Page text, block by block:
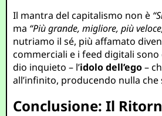
Il mantra del capitalismo non è
ma “Più grande, migliore, più
nutriamo il sé, più affamato
commerciali e i feed digitali
dio inquieto – l’idolo dell’ego–
all’infinito, producendo nulla
Conclusione: Il